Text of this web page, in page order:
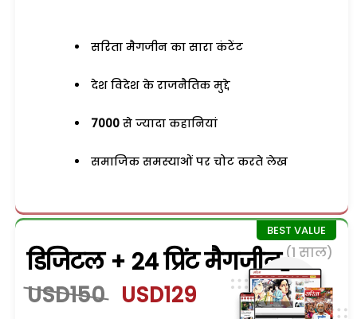
सरिता मैगजीन का सारा कंटेंट
देश विदेश के राजनैतिक मुद्दे
7000 से ज्यादा कहानियां
समाजिक समस्याओं पर चोट करते लेख
डिजिटल + 24 प्रिंट मैगजीन (1 साल)
USD150 USD129